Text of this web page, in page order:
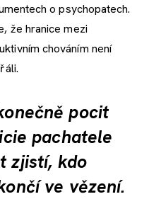
o psychopatech.
že hranice mezi
chováním není
pocit
pachatele
zjistí, kdo
ve vězení.